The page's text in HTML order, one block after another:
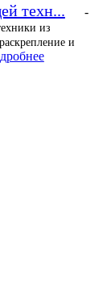
техн... -
из
и